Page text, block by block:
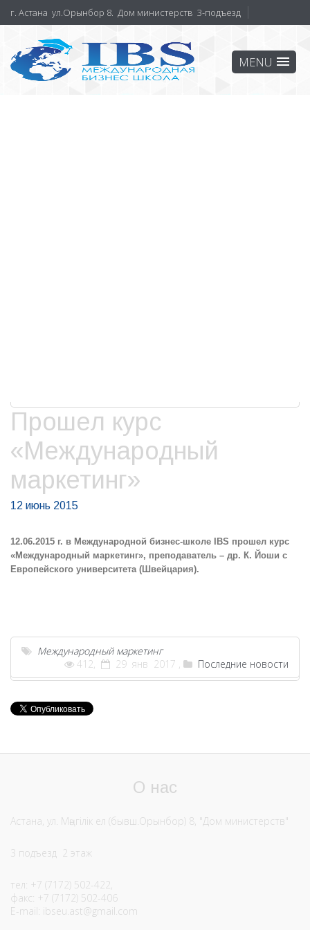
О НАС
Наши программы
Преподаватели
г. Астана ул.Орынбор 8. Дом министерств 3-подъезд
Прошел курс
«Международный
маркетинг»
12 июнь 2015
12.06.2015 г. в Международной бизнес-школе IBS прошел курс
«Международный маркетинг», преподаватель – др. К. Йоши с
Европейского университета (Швейцария).
Международный маркетинг
412,
29 янв 2017 , Последние новости
О нас
Астана, ул. Мәңгілік ел (бывш.Орынбор) 8, "Дом министерств"
3 подъезд 2 этаж
тел: +7 (7172) 502-422,
факс: +7 (7172) 502-406
E-mail: ibseu.ast@gmail.com